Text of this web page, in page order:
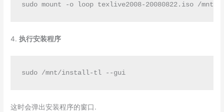
sudo mount -o loop texlive2008-20080822.iso /mnt
4.执行安装程序
sudo /mnt/install-tl --gui
这时会弹出安装程序的窗口.